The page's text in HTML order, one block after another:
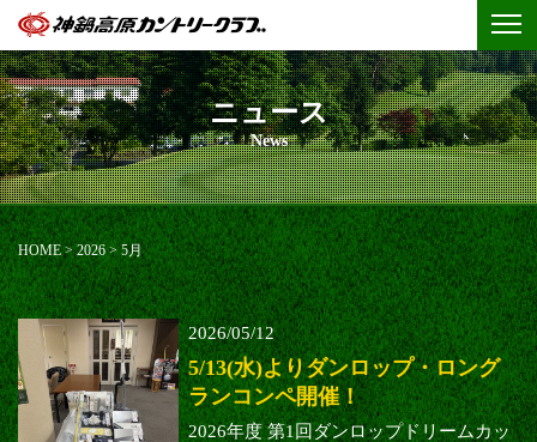
ニュース
News
HOME>2026>5月
2026/05/12
5/13(水)よりダンロップ・ロング
ランコンペ開催！
2026年度 第1回ダンロップドリームカッ